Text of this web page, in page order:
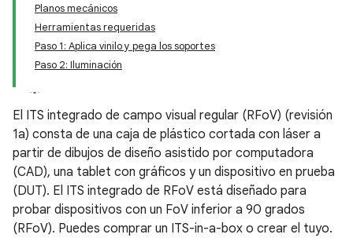
Planos mecánicos
Herramientas requeridas
Paso 1: Aplica vinilo y pega los soportes
Paso 2: Iluminación
El ITS integrado de campo visual regular (RFoV) (revisión
1a) consta de una caja de plástico cortada con láser a
partir de dibujos de diseño asistido por computadora
(CAD), una tablet con gráficos y un dispositivo en prueba
(DUT). El ITS integrado de RFoV está diseñado para
probar dispositivos con un FoV inferior a 90 grados
(RFoV). Puedes comprar un ITS-in-a-box o crear el tuyo.